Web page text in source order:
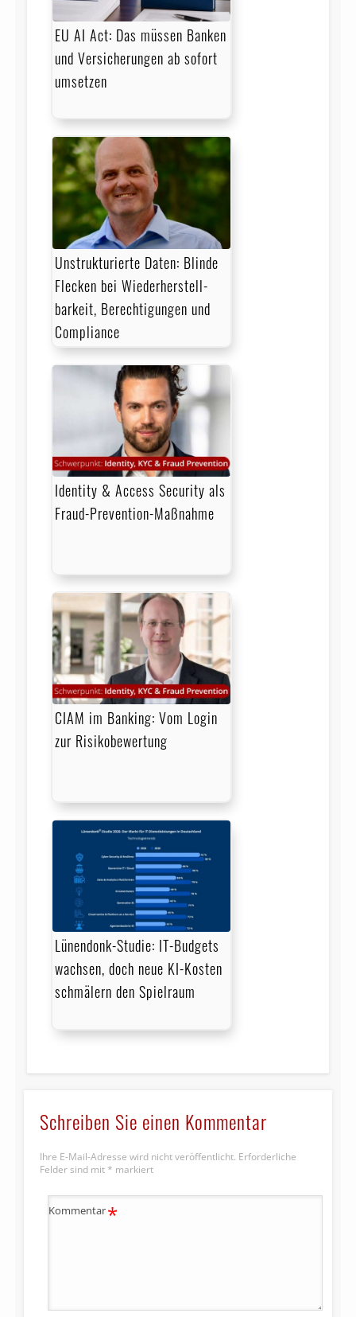
EU AI Act: Das müssen Banken
und Versicherungen ab sofort
umsetzen
Unstrukturierte Daten: Blinde
Flecken bei Wieder­herstell­
barkeit, Berechtigungen und
Compliance
Identity & Access Security als
Fraud-Prevention-Maßnahme
CIAM im Banking: Vom Login
zur Risikobewertung
Lünendonk-Studie: IT-Budgets
wachsen, doch neue KI-Kosten
schmälern den Spielraum
Schreiben Sie einen Kommentar
Ihre E-Mail-Adresse wird nicht veröffentlicht. Erforderliche
Felder sind mit * markiert
Kommentar*